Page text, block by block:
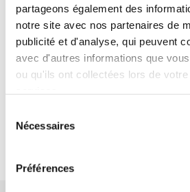
partageons également des
notre site avec nos partenaires de
publicité et d'analyse, qui peuvent
avec d'autres informations que
ou qu'ils ont collectées lors de
Nécessaires
Préférences
Plus de 5 600 références
Plusieurspoints de retrait sur
Récupérez vos courses en